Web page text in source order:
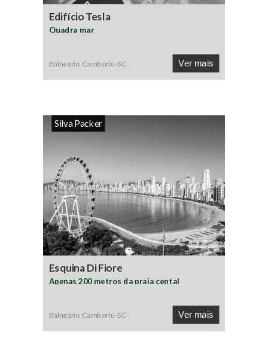
Edifício Tesla
Quadra mar
Balneário Camboriú-SC Ver mais
Silva Packer
Esquina Di Fiore
Apenas 200 metros da praia cental
Balneário Camboriú-SC Ver mais